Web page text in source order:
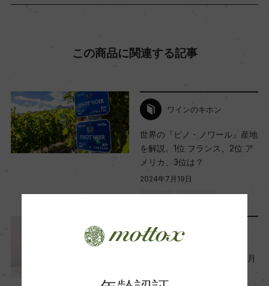
海外ワイン専門誌評価歴
国内ワイン専門誌評価歴
ー
この商品に関連する記事
ワインのキホン
世界の『ピノ・ノワール』産地
を解説。1位 フランス、2位 ア
メリカ、3位は？
2024年7月19日
ワイン フランス …
レポート
【2024年1月】モトックス今月